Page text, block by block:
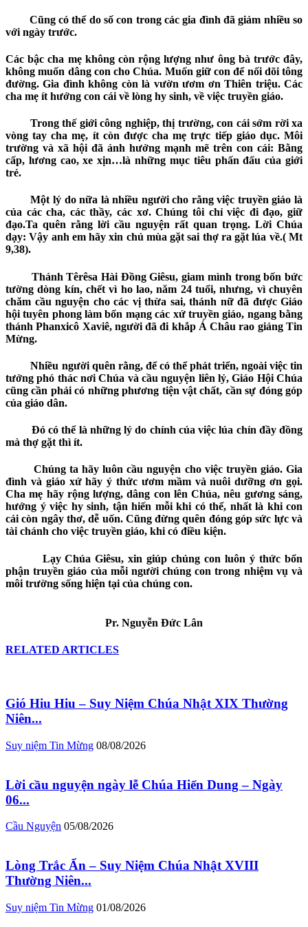
Cũng có thể do số con trong các gia đình đã giảm nhiều so
với ngày trước.
Các bậc cha mẹ không còn rộng lượng như ông bà trước đây,
không muốn dâng con cho Chúa. Muốn giữ con để nối dõi tông
đường. Gia đình không còn là vườn ươm ơn Thiên triệu. Các
cha mẹ ít hướng con cái về lòng hy sinh, về việc truyền giáo.
Trong thế giới công nghiệp, thị trường, con cái sớm rời xa
vòng tay cha mẹ, ít còn được cha mẹ trực tiếp giáo dục. Môi
trường và xã hội đã ảnh hưởng mạnh mẽ trên con cái: Bằng
cấp, lương cao, xe xịn…là những mục tiêu phấn đấu của giới
trẻ.
Một lý do nữa là nhiều người cho rằng việc truyền giáo là
của các cha, các thầy, các xơ. Chúng tôi chỉ việc đi đạo, giữ
đạo.Ta quên rằng lời cầu nguyện rất quan trọng. Lời Chúa
dạy:Vậy anh em hãy xin chủ mùa gặt sai thợ ra gặt lúa về.( Mt
9,38).
Thánh Têrêsa Hài Đồng Giêsu, giam mình trong bốn bức
tường dòng kín, chết vì ho lao, năm 24 tuổi, nhưng, vì chuyên
chăm cầu nguyện cho các vị thừa sai, thánh nữ đã được Giáo
hội tuyên phong làm bổn mạng các xứ truyền giáo, ngang bằng
thánh Phanxicô Xaviê, người đã đi khắp Á Châu rao giảng Tin
Mừng.
Nhiều người quên rằng, để có thể phát triển, ngoài việc tin
tưởng phó thác nơi Chúa và cầu nguyện liên lỷ, Giáo Hội Chúa
cũng cần phải có những phương tiện vật chất, cần sự đóng góp
của giáo dân.
Đó có thể là những lý do chính của việc lúa chín đầy đồng
mà thợ gặt thì ít.
Chúng ta hãy luôncầu nguyện cho việc truyền giáo. Gia
đình và giáo xứ hãy ý thức ươm mầm và nuôi dưỡngơn gọi.
Cha mẹ hãy rộng lượng, dâng con lên Chúa,nêu gương sáng,
hướng ý việc hy sinh, tận hiến mỗi khi có thể, nhất là khi con
cái còn ngây thơ, dễ uốn.Cũng đừng quên đóng góp sức lực và
tài chánh cho việc truyền giáo, khi có điều kiện.
Lạy Chúa Giêsu, xin giúp chúng con luôn ý thức bổn
phận truyền giáo của mỗi người chúng con trong nhiệm vụ và
môi trường sống hiện tại của chúng con.
Pr. Nguyễn Đức Lân
RELATED ARTICLES
Gió Hiu Hiu – Suy Niệm Chúa Nhật XIX Thường
Niên...
Suy niệm Tin Mừng 08/08/2026
Lời cầu nguyện ngày lễ Chúa Hiển Dung – Ngày
06...
Cầu Nguyện 05/08/2026
Lòng Trắc Ẩn – Suy Niệm Chúa Nhật XVIII
Thường Niên...
Suy niệm Tin Mừng 01/08/2026